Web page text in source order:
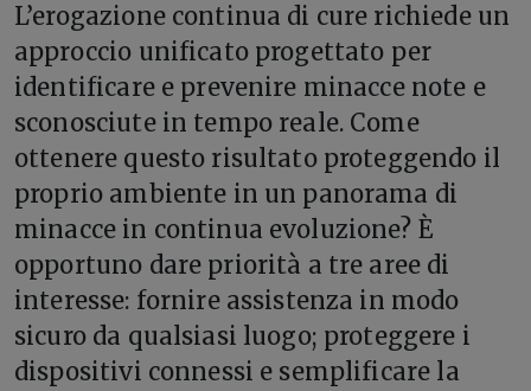
L’erogazione continua di cure richiede un
approccio unificato progettato per
identificare e prevenire minacce note e
sconosciute in tempo reale. Come
ottenere questo risultato proteggendo il
proprio ambiente in un panorama di
minacce in continua evoluzione? È
opportuno dare priorità a tre aree di
interesse: fornire assistenza in modo
sicuro da qualsiasi luogo; proteggere i
dispositivi connessi e semplificare la